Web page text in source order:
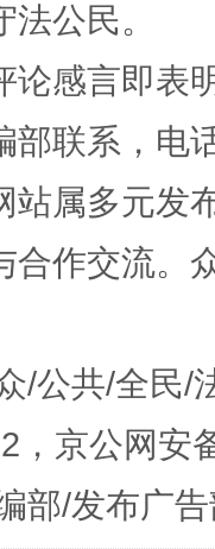
魏明亮
生
公民。
论感言即表
部联系，电
站属多元发
合作交流。
/公共/全民/
，京公网安
部/发布广